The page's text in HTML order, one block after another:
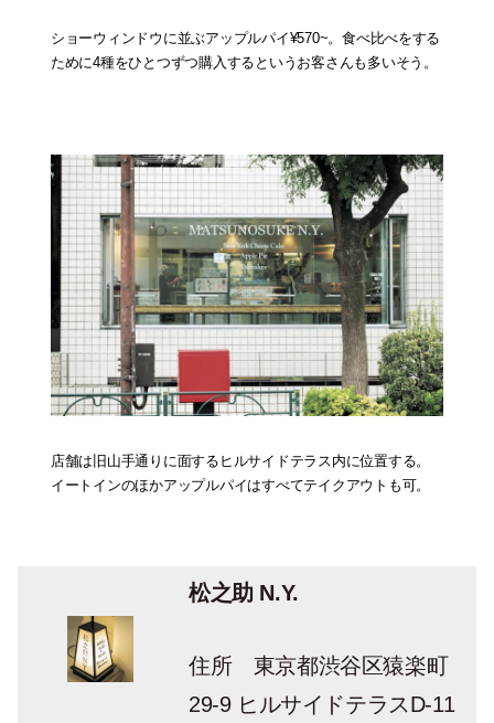
ショーウィンドウに並ぶアップルパイ¥570~。食べ比べをする
ために4種をひとつずつ購入するというお客さんも多いそう。
店舗は旧山手通りに面するヒルサイドテラス内に位置する。
イートインのほかアップルパイはすべてテイクアウトも可。
松之助 N.Y.
住所 東京都渋谷区猿楽町
29-9 ヒルサイドテラスD-11